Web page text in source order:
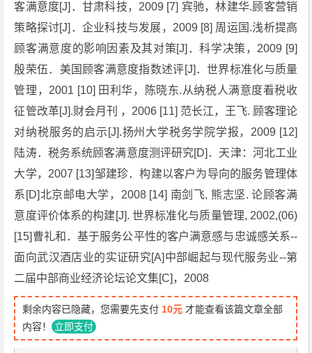
客满意度[J]．甘肃科技，2009 [7] 宾驰，林建华.顾客营销
策略探讨[J]．企业科技与发展，2009 [8] 周运国.浅析提高
顾客满意度的影响因素及其对策[J]．科学决策，2009 [9]
殷荣伍．美国顾客满意度指数述评[J]．世界标准化与质量
管理，2001 [10] 田利华，陈晓东.从纳税人满意度看税收
征管改革[J].财会月刊 ，2006 [11] 范长江，王飞. 顾客理论
对纳税服务的启示[J].扬州大学税务学院学报，2009 [12]
陆涛．税务系统顾客满意度测评研究[D]．天津：河北工业
大学，2007 [13]邹建珍．构建以客户为导向的服务管理体
系[D]北京邮电大学，2008 [14] 南剑飞, 熊志坚. 论顾客满
意度评价体系的构建[J]. 世界标准化与质量管理, 2002,(06)
[15]曹礼和．基于服务公平性的客户满意感与忠诚感关系--
面向武汉酒店业的实证研究[A]中部崛起与现代服务业--第
二届中部商业经济论坛论文集[C]，2008
剩余内容已隐藏，您需要先支付 10元 才能查看该篇文章全部
内容！ 立即支付